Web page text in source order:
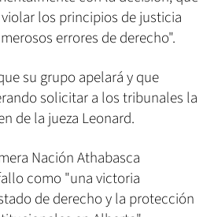
los principios de justicia
errores de derecho".
su grupo apelará y que
solicitar a los tribunales la
de la jueza Leonard.
Nación Athabasca
como "una victoria
de derecho y la protección